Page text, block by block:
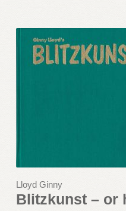
Lloyd Ginny
Blitzkunst – or